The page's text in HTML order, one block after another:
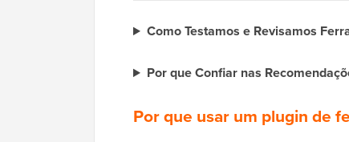
Como Testamos e Revisamos
Por que Confiar nas
Por que usar um plugin de